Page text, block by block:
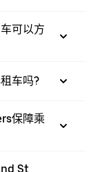
可以方
车吗?
保障乘
St